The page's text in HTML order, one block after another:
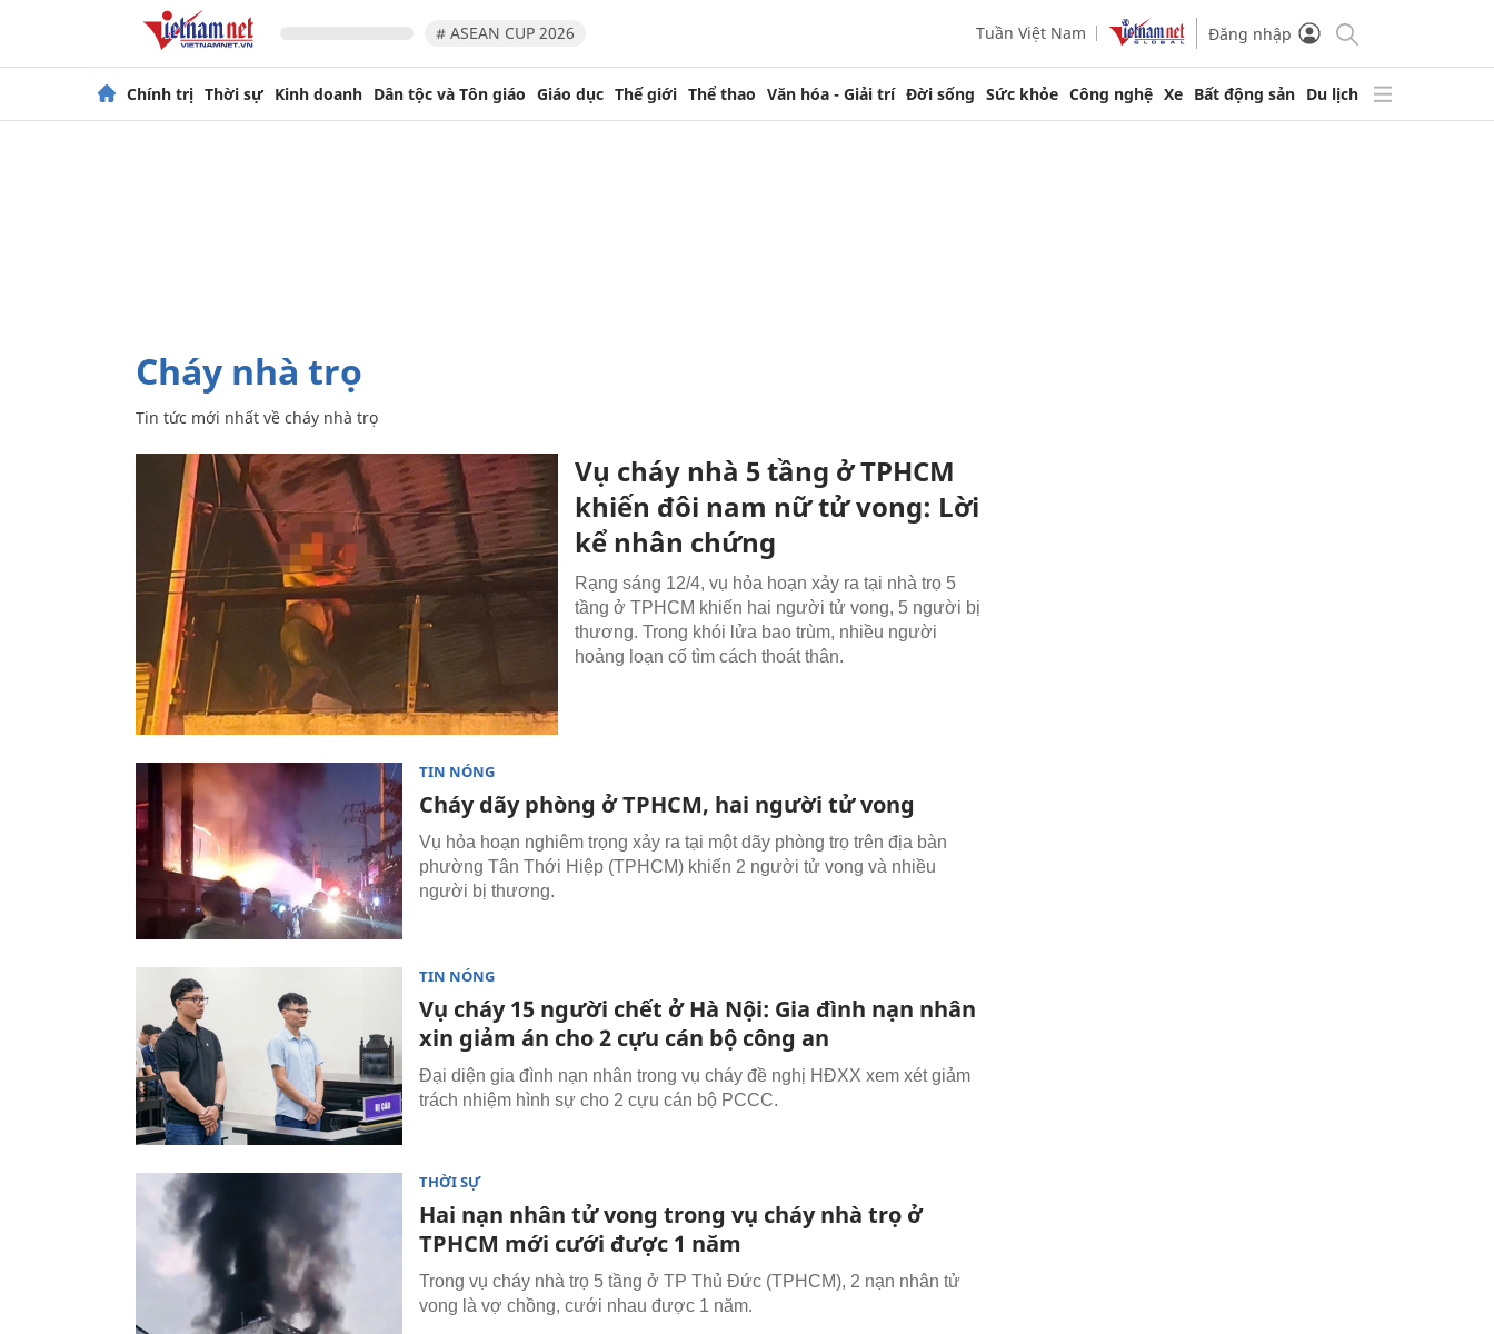
# ASEAN CUP 2026 Tuần Việt Nam Đăng nhập
Chính trị Thời sự Kinh doanh Dân tộc và Tôn giáo Giáo dục Thế giới Thể thao Văn hóa - Giải trí Đời sống Sức khỏe Công nghệ Xe Bất động sản Du lịch
cháy nhà trọ
Tin tức mới nhất về cháy nhà trọ
Vụ cháy nhà 5 tầng ở TPHCM
khiến đôi nam nữ tử vong: Lời
kể nhân chứng
Rạng sáng 12/4, vụ hỏa hoạn xảy ra tại nhà trọ 5
tầng ở TPHCM khiến hai người tử vong, 5 người bị
thương. Trong khói lửa bao trùm, nhiều người
hoảng loạn cố tìm cách thoát thân.
TIN NÓNG
Cháy dãy phòng ở TPHCM, hai người tử vong
Vụ hỏa hoạn nghiêm trọng xảy ra tại một dãy phòng trọ trên địa bàn
phường Tân Thới Hiệp (TPHCM) khiến 2 người tử vong và nhiều
người bị thương.
TIN NÓNG
Vụ cháy 15 người chết ở Hà Nội: Gia đình nạn nhân
xin giảm án cho 2 cựu cán bộ công an
Đại diện gia đình nạn nhân trong vụ cháy đề nghị HĐXX xem xét giảm
trách nhiệm hình sự cho 2 cựu cán bộ PCCC.
THỜI SỰ
Hai nạn nhân tử vong trong vụ cháy nhà trọ ở
TPHCM mới cưới được 1 năm
Trong vụ cháy nhà trọ 5 tầng ở TP Thủ Đức (TPHCM), 2 nạn nhân tử
vong là vợ chồng, cưới nhau được 1 năm.